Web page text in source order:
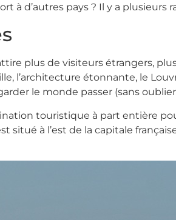
à d’autres pays ? Il y a plusieurs
plus de visiteurs étrangers,
l’architecture étonnante, le
le monde passer (sans
touristique à part entière
situé à l’est de la capitale